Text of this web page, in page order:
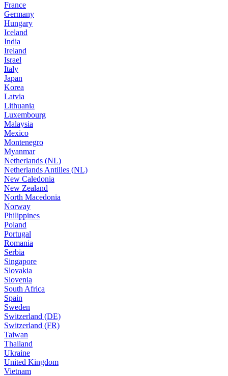
France
Germany
Hungary
Iceland
India
Ireland
Israel
Italy
Japan
Korea
Latvia
Lithuania
Luxembourg
Malaysia
Mexico
Montenegro
Myanmar
Netherlands (NL)
Netherlands Antilles (NL)
New Caledonia
New Zealand
North Macedonia
Norway
Philippines
Poland
Portugal
Romania
Serbia
Singapore
Slovakia
Slovenia
South Africa
Spain
Sweden
Switzerland (DE)
Switzerland (FR)
Taiwan
Thailand
Ukraine
United Kingdom
Vietnam